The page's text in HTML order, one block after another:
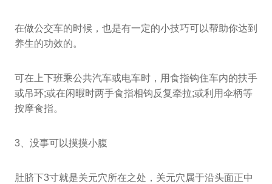
在做公交车的时候，也是有一定的小技巧可以帮助你达到
养生的功效的。
可在上下班乘公共汽车或电车时，用食指钩住车内的扶手
或吊环;或在闲暇时两手食指相钩反复牵拉;或利用伞柄等
按摩食指。
3、没事可以摸摸小腹
肚脐下3寸就是关元穴所在之处，关元穴属于沿头面正中